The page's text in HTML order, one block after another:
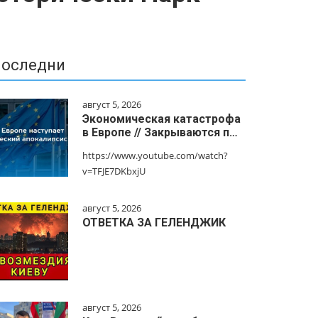
август 5, 2026
Экономическая катастрофа
в Европе // Закрываются п…
https://www.youtube.com/watch?
v=TFJE7DKbxjU
август 5, 2026
ОТВЕТКА ЗА ГЕЛЕНДЖИК
август 5, 2026